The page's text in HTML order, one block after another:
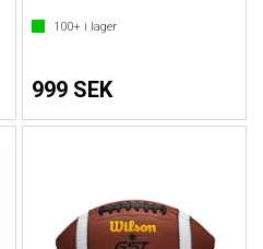
100+i lager
999 SEK